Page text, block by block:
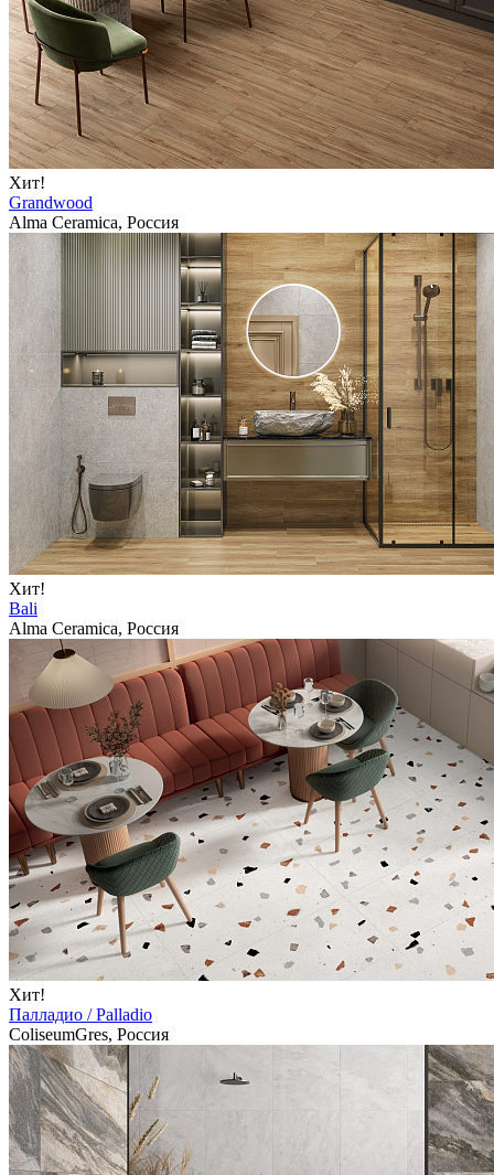
Хит!
Grandwood
Alma Ceramica, Россия
Хит!
Bali
Alma Ceramica, Россия
Хит!
Палладио / Palladio
ColiseumGres, Россия